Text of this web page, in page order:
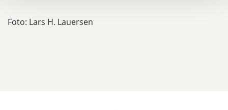
Foto: Lars H. Lauersen